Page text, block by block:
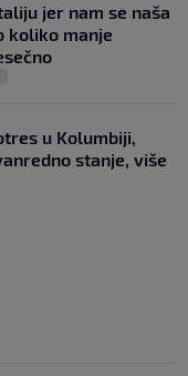
jer nam se naša
koliko manje
u Kolumbiji,
stanje, više